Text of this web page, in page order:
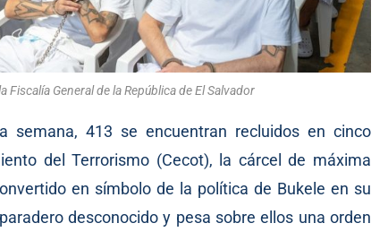
General de la República de El Salvador
413 se encuentran recluidos en cinco
del Terrorismo (Cecot), la cárcel de máxima
en símbolo de la política de Bukele en su
desconocido y pesa sobre ellos una orden